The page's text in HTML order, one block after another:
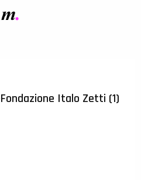
Italo Zetti (1)